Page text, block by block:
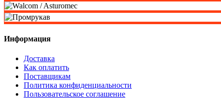
Информация
Доставка
Как оплатить
Поставщикам
Политика конфиденциальности
Пользовательское соглашение